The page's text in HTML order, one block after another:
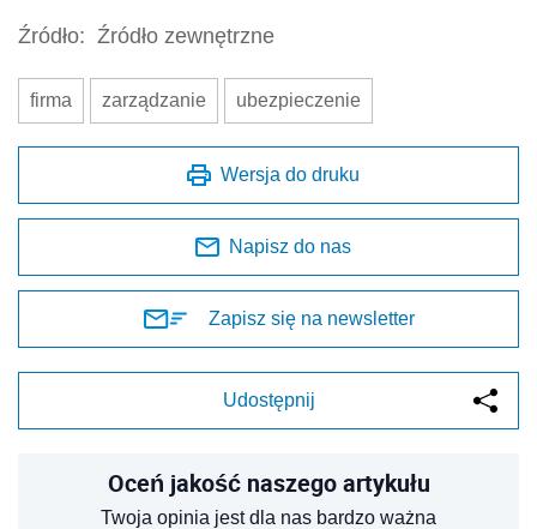
Źródło: Źródło zewnętrzne
firma zarządzanie ubezpieczenie
Wersja do druku
Napisz do nas
Zapisz się na newsletter
Udostępnij
Oceń jakość naszego artykułu
Twoja opinia jest dla nas bardzo ważna